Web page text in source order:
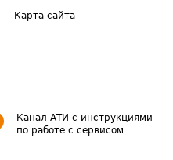
Карта сайта
Канал АТИ с инструкциями
по работе с сервисом